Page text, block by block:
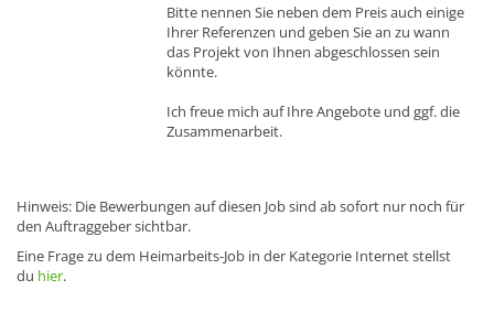
Bitte nennen Sie neben dem Preis auch einige
Ihrer Referenzen und geben Sie an zu wann
das Projekt von Ihnen abgeschlossen sein
könnte.
Ich freue mich auf Ihre Angebote und ggf. die
Zusammenarbeit.
Hinweis: Die Bewerbungen auf diesen Job sind ab sofort nur noch für
den Auftraggeber sichtbar.
Eine Frage zu dem Heimarbeits-Job in der Kategorie Internet stellst
du hier.